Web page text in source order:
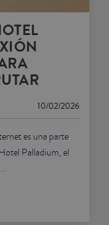
10/02/2026
es una parte
Palladium, el